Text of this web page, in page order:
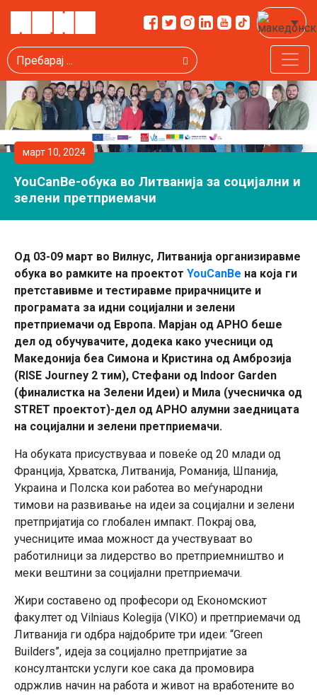
март 10, 2024
YouCanBe-обука во Литванија за социјални и
зелени претприемачи
Од 03-09 март во Вилнус, Литванија организиравме
обука во рамките на проектот YouCanBe на која ги
претставивме и тестиравме прирачниците и
програмата за идни социјални и зелени
претприемачи од Европа. Марјан од АРНО беше
дел од обучувачите, додека како учесници од
Македонија беа Симона и Кристина од Амброзија
(RISE Journey 2 тим), Стефани од Indoor Garden
(финалистка на Зелени Идеи) и Мила (учесничка од
STRET проектот)-дел од АРНО алумни заедницата
на социјални и зелени претприемачи.
На обуката присуствуваа и повеќе од 20 млади од
Франција, Хрватска, Литванија, Романија, Шпанија,
Украина и Полска кои работеа во меѓународни
тимови на развивање на идеи за социјални и зелени
претпријатија со глобален импакт. Покрај ова,
учесниците имаа можност да учествуваат во
работилници за лидерство во претприемништво и
меки вештини за социјални претприемачи.
Жири составено од професори од Економскиот
факултет од Vilniaus Kolegija (VIKO) и претприемачи од
Литванија ги одбра најдобрите три идеи: “Green
Builders”, идеја за социјално претпријатие за
консултантски услуги кое сака да промовира
одржлив начин на работа и живот на вработените во